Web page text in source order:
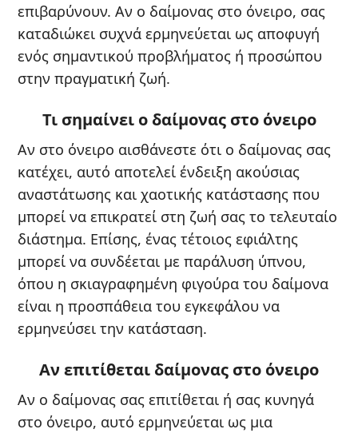
επιβαρύνουν. Αν ο δαίμονας στο όνειρο, σας
καταδιώκει συχνά ερμηνεύεται ως αποφυγή
ενός σημαντικού προβλήματος ή προσώπου
στην πραγματική ζωή.
Τι σημαίνει ο δαίμονας στο όνειρο
Αν στο όνειρο αισθάνεστε ότι ο δαίμονας σας
κατέχει, αυτό αποτελεί ένδειξη ακούσιας
αναστάτωσης και χαοτικής κατάστασης που
μπορεί να επικρατεί στη ζωή σας το τελευταίο
διάστημα. Επίσης, ένας τέτοιος εφιάλτης
μπορεί να συνδέεται με παράλυση ύπνου,
όπου η σκιαγραφημένη φιγούρα του δαίμονα
είναι η προσπάθεια του εγκεφάλου να
ερμηνεύσει την κατάσταση.
Αν επιτίθεται δαίμονας στο όνειρο
Αν ο δαίμονας σας επιτίθεται ή σας κυνηγά
στο όνειρο, αυτό ερμηνεύεται ως μια